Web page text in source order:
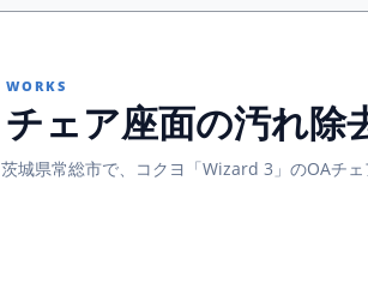
WORKS
チェア座面の汚れ除
茨城県常総市で、コクヨ「Wizard 3」のOAチ